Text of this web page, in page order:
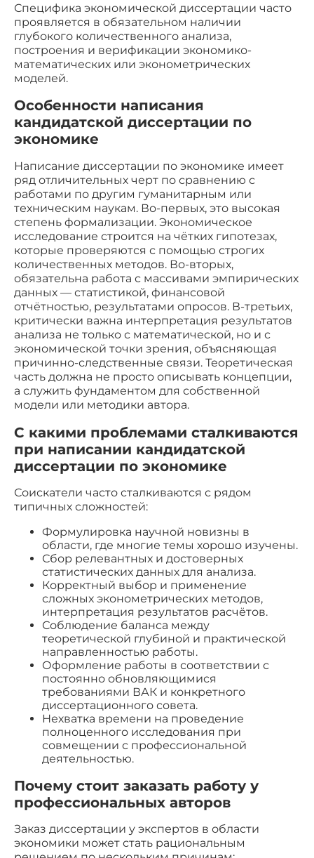
Специфика экономической диссертации часто
проявляется в обязательном наличии
глубокого количественного анализа,
построения и верификации экономико-
математических или эконометрических
моделей.
Особенности написания
кандидатской диссертации по
экономике
Написание диссертации по экономике имеет
ряд отличительных черт по сравнению с
работами по другим гуманитарным или
техническим наукам. Во-первых, это высокая
степень формализации. Экономическое
исследование строится на чётких гипотезах,
которые проверяются с помощью строгих
количественных методов. Во-вторых,
обязательна работа с массивами эмпирических
данных — статистикой, финансовой
отчётностью, результатами опросов. В-третьих,
критически важна интерпретация результатов
анализа не только с математической, но и с
экономической точки зрения, объясняющая
причинно-следственные связи. Теоретическая
часть должна не просто описывать концепции,
а служить фундаментом для собственной
модели или методики автора.
С какими проблемами сталкиваются
при написании кандидатской
диссертации по экономике
Соискатели часто сталкиваются с рядом
типичных сложностей:
Формулировка научной новизны в
области, где многие темы хорошо изучены.
Сбор релевантных и достоверных
статистических данных для анализа.
Корректный выбор и применение
сложных эконометрических методов,
интерпретация результатов расчётов.
Соблюдение баланса между
теоретической глубиной и практической
направленностью работы.
Оформление работы в соответствии с
постоянно обновляющимися
требованиями ВАК и конкретного
диссертационного совета.
Нехватка времени на проведение
полноценного исследования при
совмещении с профессиональной
деятельностью.
Почему стоит заказать работу у
профессиональных авторов
Заказ диссертации у экспертов в области
экономики может стать рациональным